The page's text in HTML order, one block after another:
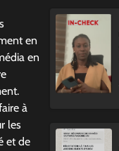
en
en
à
les
et de